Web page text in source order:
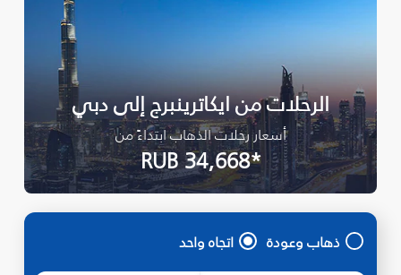
الرحلات من ايكاترينبرج إلى دبي
أسعار رحلات الذهاب ابتداءً من
*RUB 34,668
ذهاب وعودة اتجاه واحد